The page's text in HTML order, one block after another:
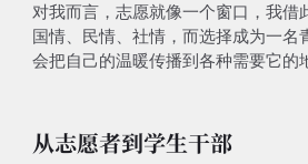
对我而言，志愿就像一个窗口，我借
国情、民情、社情，而选择成为一名
会把自己的温暖传播到各种需要它的
从志愿者到学生干部